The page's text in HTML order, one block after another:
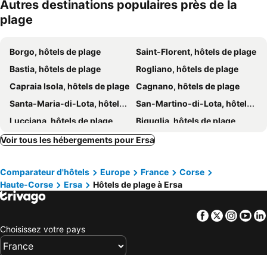
Autres destinations populaires près de la
plage
Borgo, hôtels de plage
Saint-Florent, hôtels de plage
Bastia, hôtels de plage
Rogliano, hôtels de plage
Capraia Isola, hôtels de plage
Cagnano, hôtels de plage
Santa-Maria-di-Lota, hôtels de plage
San-Martino-di-Lota, hôtels de plage
Lucciana, hôtels de plage
Biguglia, hôtels de plage
Farinole, hôtels de plage
Oletta, hôtels de plage
Centuri, hôtels de plage
Olmeta-di-Capocorso, hôtels de plage
Pietracorbara, hôtels de plage
Voir tous les hébergements pour Ersa
Comparateur d'hôtels Europe France
Corse
Haute-Corse
Ersa Hôtels de plage à Ersa
Facebook
Twitter
Choisissez votre pays